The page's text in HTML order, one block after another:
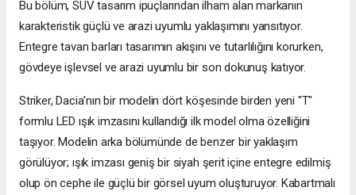
Bu bölüm, SUV tasarım ipuçlarından ilham alan markanın
karakteristik güçlü ve arazi uyumlu yaklaşımını yansıtıyor.
Entegre tavan barları tasarımın akışını ve tutarlılığını korurken,
gövdeye işlevsel ve arazi uyumlu bir son dokunuş katıyor.
Striker, Dacia'nın bir modelin dört köşesinde birden yeni "T"
formlu LED ışık imzasını kullandığı ilk model olma özelliğini
taşıyor. Modelin arka bölümünde de benzer bir yaklaşım
görülüyor; ışık imzası geniş bir siyah şerit içine entegre edilmiş
olup ön cephe ile güçlü bir görsel uyum oluşturuyor. Kabartmalı